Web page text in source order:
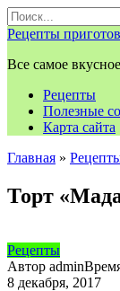
Перейти
к
контенту
Search
for:
Рецепты
Все самое
Рецепты
Полезные
Карта сайта
Главная »
Торт
Рецепты
Автор admin
8 декабря, 2017